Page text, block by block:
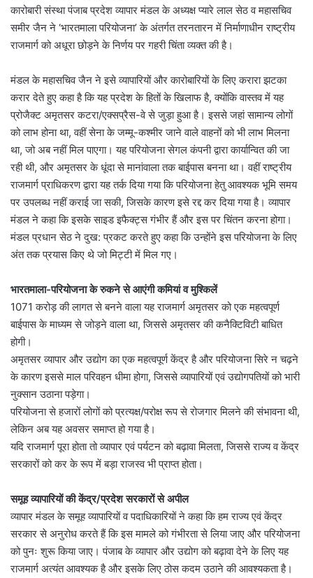
कारोबारी संस्था पंजाब प्रदेश व्यापार मंडल के अध्यक्ष प्यारे लाल सेठ व महासचिव
समीर जैन ने ‘भारतमाला परियोजना’ के अंतर्गत तरनतारन में निर्माणाधीन राष्ट्रीय
राजमार्ग को अधूरा छोड़ने के निर्णय पर गहरी चिंता व्यक्त की है।
मंडल के महासचिव जैन ने इसे व्यापारियों और कारोबारियों के लिए करारा झटका
करार देते हुए कहा है कि यह प्रदेश के हितों के खिलाफ है, क्योंकि वास्तव में यह
प्रोजैक्ट अमृतसर कटरा/एक्सप्रैस-वे से जुड़ा हुआ है। इससे जहां सामान्य लोगों
को लाभ होना था, वहीं सेना के जम्मू-कश्मीर जाने वाले वाहनों को भी लाभ मिलना
था, जो अब नहीं मिल पाएगा। यह परियोजना सेगल कंपनी द्वारा कार्यान्वित की जा
रही थी, और अमृतसर के धूंदा से मानांवाला तक बाईपास बनना था। वहीं राष्ट्रीय
राजमार्ग प्राधिकरण द्वारा यह तर्क दिया गया कि परियोजना हेतु आवश्यक भूमि समय
पर उपलब्ध नहीं कराई जा सकी, जिसके कारण इसे रद्द कर दिया गया है। व्यापार
मंडल ने कहा कि इसके साइड इफैक्ट्स गंभीर हैं और इस पर चिंतन करना होगा।
मंडल प्रधान सेठ ने दुख: प्रकट करते हुए कहा कि उन्होंने इस परियोजना के लिए
अंत तक प्रयास किए थे जो मिट्टी में मिल गए।
भारतमाला-परियोजना के रुकने से आएंगी कमियां व मुश्किलें
1071 करोड़ की लागत से बनने वाला यह राजमार्ग अमृतसर को एक महत्वपूर्ण
बाईपास के माध्यम से जोड़ने वाला था, जिससे अमृतसर की कनैक्टिविटी बाधित
होगी।
अमृतसर व्यापार और उद्योग का एक महत्वपूर्ण केंद्र है और परियोजना सिरे न चढ़ने
के कारण इससे माल परिवहन धीमा होगा, जिससे व्यापारियों एवं उद्योगपतियों को भारी
नुक्सान उठाना पड़ेगा।
परियोजना से हजारों लोगों को प्रत्यक्ष/परोक्ष रूप से रोजगार मिलने की संभावना थी,
लेकिन अब यह अवसर समाप्त हो गया है।
यदि राजमार्ग पूरा होता तो व्यापार एवं पर्यटन को बढ़ावा मिलता, जिससे राज्य व केंद्र
सरकारों को कर के रूप में बड़ा राजस्व भी प्राप्त होता।
समूह व्यापारियों की केंद्र/प्रदेश सरकारों से अपील
व्यापार मंडल के समूह व्यापारियों व पदाधिकारियों ने कहा कि हम राज्य एवं केंद्र
सरकार से अनुरोध करते हैं कि इस मामले को गंभीरता से लिया जाए और परियोजना
को पुनः शुरू किया जाए। पंजाब के व्यापार और उद्योग को बढ़ावा देने के लिए यह
राजमार्ग अत्यंत आवश्यक है और इसके लिए ठोस कदम उठाने की आवश्यकता है।